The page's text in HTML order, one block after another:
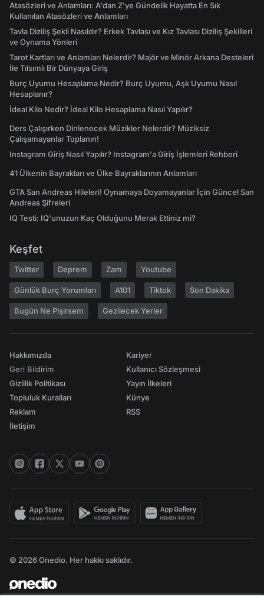
Atasözleri ve Anlamları: A'dan Z'ye Gündelik Hayatta En Sık
Kullanılan Atasözleri ve Anlamları
Tavla Diziliş Şekli Nasıldır? Erkek Tavlası ve Kız Tavlası Diziliş Şekilleri
ve Oynama Yönleri
Tarot Kartları ve Anlamları Nelerdir? Majör ve Minör Arkana Desteleri
İle Tılsımlı Bir Dünyaya Giriş
Burç Uyumu Hesaplama Nedir? Burç Uyumu, Aşk Uyumu Nasıl
Hesaplanır?
İdeal Kilo Nedir? İdeal Kilo Hesaplama Nasıl Yapılır?
Ders Çalışırken Dinlenecek Müzikler Nelerdir? Müziksiz
Çalışamayanlar Toplanın!
Instagram Giriş Nasıl Yapılır? Instagram'a Giriş İşlemleri Rehberi
41 Ülkenin Bayrakları ve Ülke Bayraklarının Anlamları
GTA San Andreas Hileleri! Oynamaya Doyamayanlar İçin Güncel San
Andreas Şifreleri
IQ Testi: IQ'unuzun Kaç Olduğunu Merak Ettiniz mi?
Keşfet
Twitter Deprem Zam Youtube
Günlük Burç Yorumları A101 Tiktok Son Dakika
Bugün Ne Pişirsem Gezilecek Yerler
Hakkımızda
Geri Bildirim
Gizlilik Politikası
Topluluk Kuralları
Reklam
İletişim
Kariyer
Kullanıcı Sözleşmesi
Yayın İlkeleri
Künye
RSS
© 2026 Onedio. Her hakkı saklıdır.